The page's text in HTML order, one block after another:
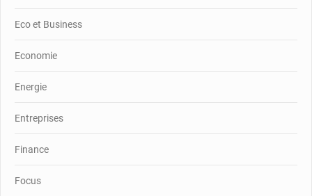
Eco et Business
Economie
Energie
Entreprises
Finance
Focus